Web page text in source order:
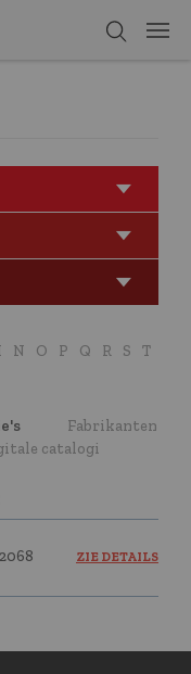
N O P Q R S
T
Fabrikanten
catalogi
ZIE DETAILS